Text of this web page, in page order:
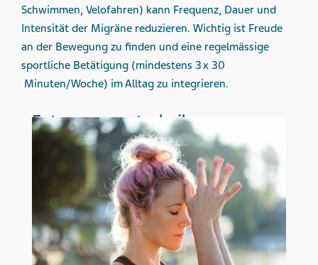
Schwimmen, Velofahren) kann Frequenz, Dauer und
Intensität der Migräne reduzieren. Wichtig ist Freude
an der Bewegung zu finden und eine regelmässige
sportliche Betätigung (mindestens 3 x 30
Minuten/Woche) im Alltag zu integrieren.
Entspannungstechniken